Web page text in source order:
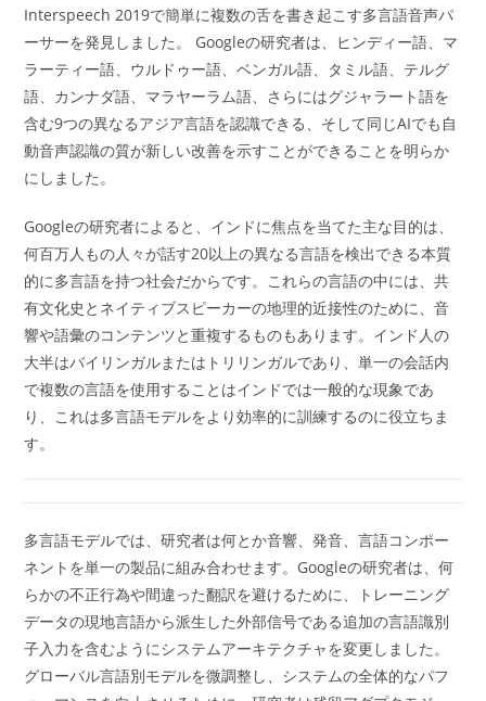
Interspeech 2019で簡単に複数の舌を書き起こす多言語音声パ
ーサーを発見しました。 Googleの研究者は、ヒンディー語、マ
ラーティー語、ウルドゥー語、ベンガル語、タミル語、テルグ
語、カンナダ語、マラヤーラム語、さらにはグジャラート語を
含む9つの異なるアジア言語を認識できる、そして同じAIでも自
動音声認識の質が新しい改善を示すことができることを明らか
にしました。
Googleの研究者によると、インドに焦点を当てた主な目的は、
何百万人もの人々が話す20以上の異なる言語を検出できる本質
的に多言語を持つ社会だからです。これらの言語の中には、共
有文化史とネイティブスピーカーの地理的近接性のために、音
響や語彙のコンテンツと重複するものもあります。インド人の
大半はバイリンガルまたはトリリンガルであり、単一の会話内
で複数の言語を使用することはインドでは一般的な現象であ
り、これは多言語モデルをより効率的に訓練するのに役立ちま
す。
多言語モデルでは、研究者は何とか音響、発音、言語コンポー
ネントを単一の製品に組み合わせます。Googleの研究者は、何
らかの不正行為や間違った翻訳を避けるために、トレーニング
データの現地言語から派生した外部信号である追加の言語識別
子入力を含むようにシステムアーキテクチャを変更しました。
グローバル言語別モデルを微調整し、システムの全体的なパフ